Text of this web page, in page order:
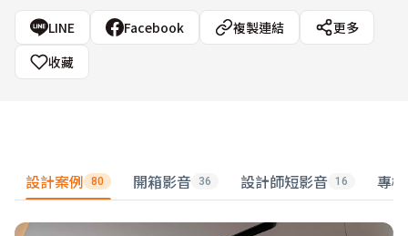
LINE Facebook 複製連結
更多
收藏
設計案例 80 開箱影音 36 設計師短影音 16 專